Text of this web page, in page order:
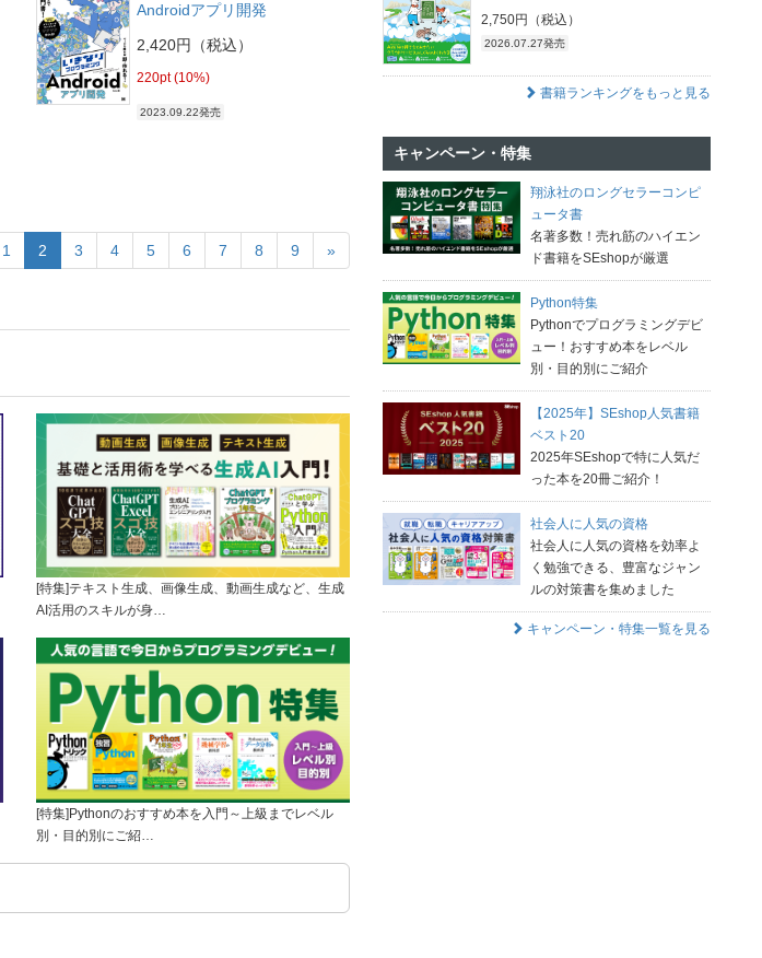
Androidアプリ開発
2,420円（税込）
220pt (10%)
2023.09.22発売
1 2 3 4 5 6 7 8 9 »
[特集]テキスト生成、画像生成、動画生成など、生成
AI活用のスキルが身…
[特集]Pythonのおすすめ本を入門～上級までレベル
別・目的別にご紹…
2,750円（税込）
2026.07.27発売
書籍ランキングをもっと見る
キャンペーン・特集
翔泳社のロングセラーコンピ
ュータ書
名著多数！売れ筋のハイエン
ド書籍をSEshopが厳選
Python特集
Pythonでプログラミングデビ
ュー！おすすめ本をレベル
別・目的別にご紹介
【2025年】SEshop人気書籍
ベスト20
2025年SEshopで特に人気だ
った本を20冊ご紹介！
社会人に人気の資格
社会人に人気の資格を効率よ
く勉強できる、豊富なジャン
ルの対策書を集めました
キャンペーン・特集一覧を見る